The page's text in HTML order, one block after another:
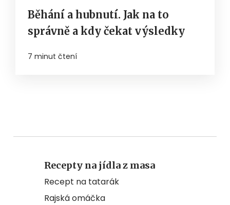
Běhání a hubnutí. Jak na to
správně a kdy čekat výsledky
7 minut čtení
Recepty na jídla z masa
Recept na tatarák
Rajská omáčka